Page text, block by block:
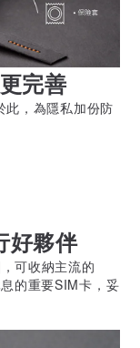
完善
此，為隱私加份防
好夥伴
，可收納主流的
的重要SIM卡，妥